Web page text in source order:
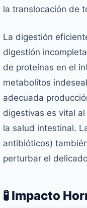
la translocación de
La digestión
digestión
de proteínas en el
metabolitos
adecuada
digestivas es vital
la salud intestinal.
antibióticos)
perturbar el
🧪 Impacto